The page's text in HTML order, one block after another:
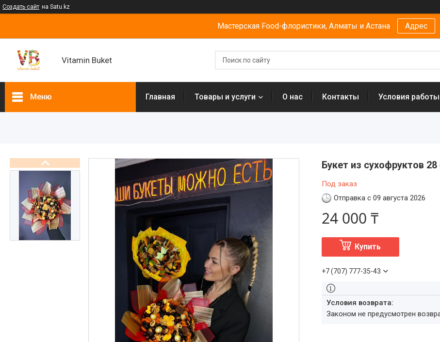
Создать сайт на Satu.kz
Мастерская Food-флористики, Алматы и Астана Адрес
Vitamin Buket
Меню
Фруктовые букеты
Клубничные букеты
Ящики подарочные
Букеты из сладостей
Корзины
Подарочные боксы, коробки
Главная Товары и услуги О нас Контакты Условия работы
Букет из сухофруктов
Под заказ
Отправка с 09 августа 2026
24 000 ₸
Купить
+7 (707) 777-35-43
Законом не предусмотрен